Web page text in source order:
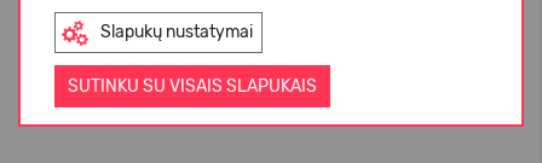
Slapukų nustatymai
SUTINKU SU VISAIS SLAPUKAIS
INFORMACIJA PIRKĖJUI